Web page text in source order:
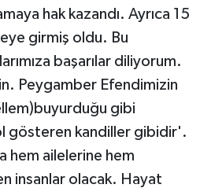
hak kazandı. Ayrıca 15
girmiş oldu. Bu
başarılar diliyorum.
Peygamber Efendimizin
gibi
gösteren kandiller gibidir'.
hem ailelerine hem
insanlar olacak. Hayat